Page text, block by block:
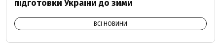
підготовки України до зими
ВСІ НОВИНИ